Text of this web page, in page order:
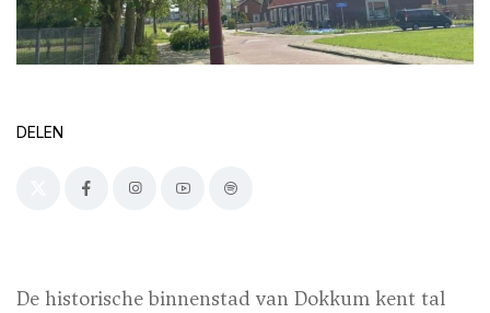
DELEN
De historische binnenstad van Dokkum kent tal